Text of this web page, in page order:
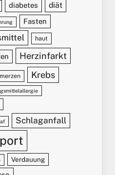
diabetes diät
Fasten
haut
Herzinfarkt
Krebs
Schlaganfall
Verdauung